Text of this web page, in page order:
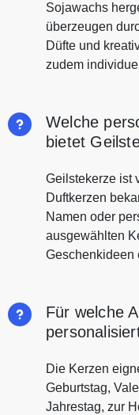
Sojawachs
überzeugen
Düfte und
zudem
Welche
bietet
Geilstekerze ist
Duftkerzen
Namen oder
ausgewählten
Geschenkideen
Für welche
Die Kerzen
Geburtstag,
Jahrestag, zur